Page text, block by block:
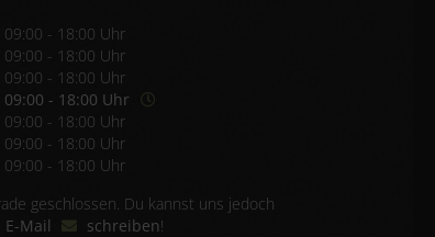
09:00 - 18:00 Uhr
09:00 - 18:00 Uhr
09:00 - 18:00 Uhr
09:00 - 18:00 Uhr
09:00 - 18:00 Uhr
09:00 - 18:00 Uhr
09:00 - 18:00 Uhr
geschlossen. Du kannst uns jedoch
E-Mail schreiben!